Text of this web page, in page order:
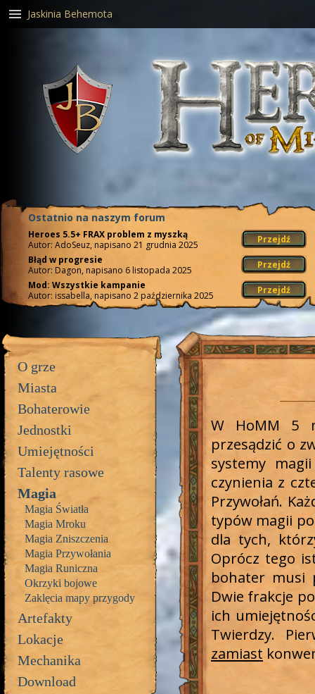
Ostatnio na naszym forum
Heroes 5.5+ FRAX problem z myszką
Autor: AdoSeuz, napisano 21 grudnia 2025
Przejdź
Błąd w progresie
Autor: Dagon, napisano 6 listopada 2025
Przejdź
Mod: Wszystkie kampanie
Autor: issabella, napisano 2 października 2025
Przejdź
O grze
Miasta
Bohaterowie
Jednostki
Umiejętności
Talenty rasowe
Magia
Magia Światła
Magia Mroku
Magia Zniszczenia
Magia Przywołania
Magia Runiczna
Okrzyki bojowe
Zaklęcia mapy przygody
Artefakty
Lokacje
Mechanika
Download
W HoMM 5
przesądzić o
systemy
czynienia z
Przywołań.
typów magii
dla tych,
Oprócz tego
bohater musi
Dwie frakcje
ich
Twierdzy.
zamiast
Jaskinia Behemota